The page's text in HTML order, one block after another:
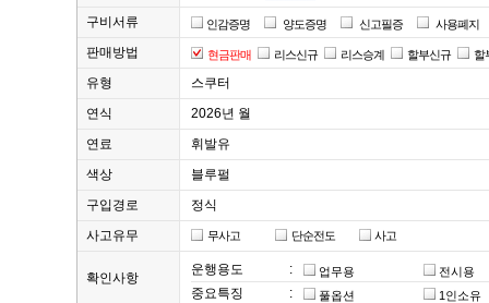
구비서류
인감증명 양도증명 신고필증 사용폐지
판매방법 현금판매 리스신규 리스승계 할부신규 할
유형
스쿠터
연식
2026년 월
연료
휘발유
색상
블루펄
구입경로
정식
사고유무
무사고 단순전도 사고
확인사항
운행용도 : 업무용 전시용
중요특징 : 풀옵션 1인소유